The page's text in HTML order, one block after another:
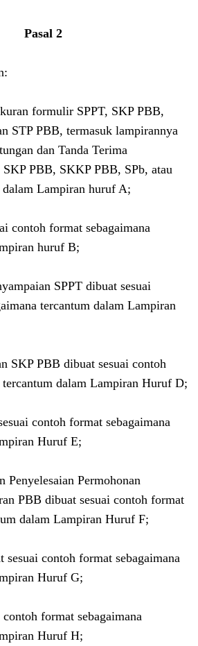
Pasal 2
formulir SPPT, SKP PBB,
STP PBB, termasuk lampirannya
dan Tanda Terima
SKP PBB, SKKP PBB, SPb, atau
Lampiran huruf A;
contoh format sebagaimana
huruf B;
SPPT dibuat sesuai
tercantum dalam Lampiran
SKP PBB dibuat sesuai contoh
tercantum dalam Lampiran Huruf D;
contoh format sebagaimana
Huruf E;
Penyelesaian Permohonan
PBB dibuat sesuai contoh format
dalam Lampiran Huruf F;
contoh format sebagaimana
Huruf G;
format sebagaimana
Huruf H;